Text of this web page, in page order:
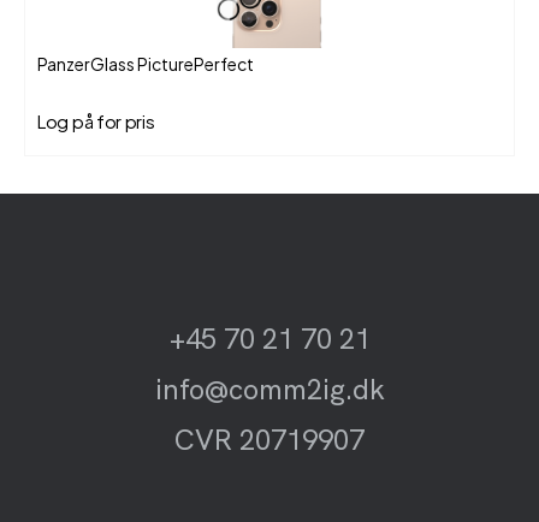
PanzerGlass PicturePerfect
Log på for pris
+45 70 21 70 21
info@comm2ig.dk
CVR 20719907